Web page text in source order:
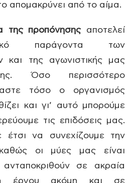
απομακρύνει από το αίμα.
της προπόνησηςαποτελεί
παράγοντα των
και της αγωνιστικής μας
Όσο περισσότερο
τόσο ο οργανισμός
και γι’ αυτό μπορούμε
τις επιδόσεις μας.
έτσι να συνεχίζουμε την
οι μύες μας είναι
ανταποκριθούν σε ακραία